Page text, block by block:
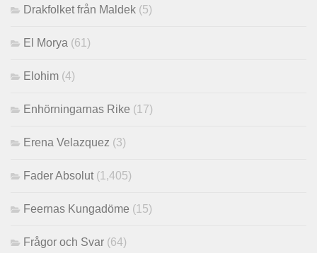
Drakfolket från Maldek (5)
El Morya (61)
Elohim (4)
Enhörningarnas Rike (17)
Erena Velazquez (3)
Fader Absolut (1,405)
Feernas Kungadöme (15)
Frågor och Svar (64)